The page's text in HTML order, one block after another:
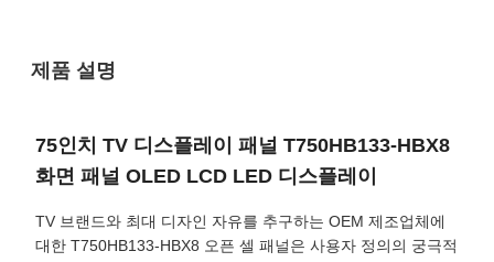
제품 설명
75인치 TV 디스플레이 패널 T750HB133-HBX8
화면 패널 OLED LCD LED 디스플레이
TV 브랜드와 최대 디자인 자유를 추구하는 OEM 제조업체에
대한 T750HB133-HBX8 오픈 셀 패널은 사용자 정의의 궁극적